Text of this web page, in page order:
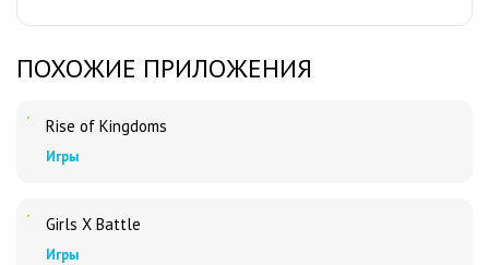
ПОХОЖИЕ ПРИЛОЖЕНИЯ
Rise of Kingdoms
Игры
Girls X Battle
Игры